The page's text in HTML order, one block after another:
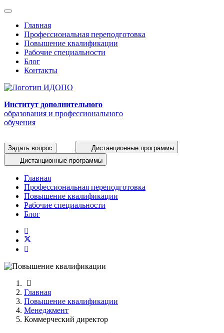
Главная
Профессиональная переподготовка
Повышение квалификации
Рабочие специальности
Блог
Контакты
Институт дополнительного
образования и профессионального
обучения
Задать вопрос
Дистанционные программы
Дистанционные программы
Главная
Профессиональная переподготовка
Повышение квалификации
Рабочие специальности
Блог
Главная
Повышение квалификации
Менеджмент
Коммерческий директор